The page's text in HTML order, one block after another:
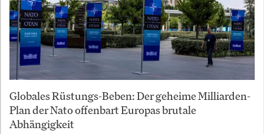
Globales Rüstungs-Beben: Der geheime Milliarden-
Plan der Nato offenbart Europas brutale
Abhängigkeit